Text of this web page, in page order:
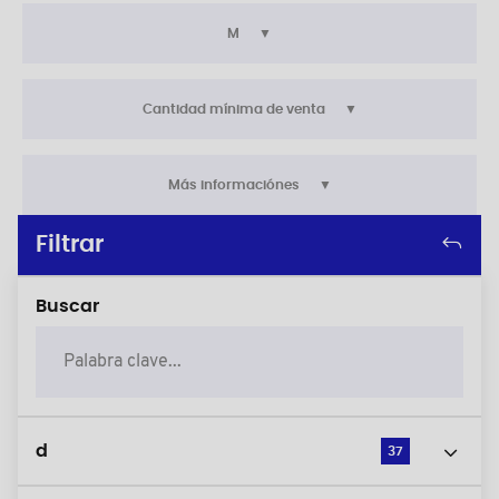
M
Cantidad mínima de venta
Más informaciónes
Filtrar
Buscar
d 37